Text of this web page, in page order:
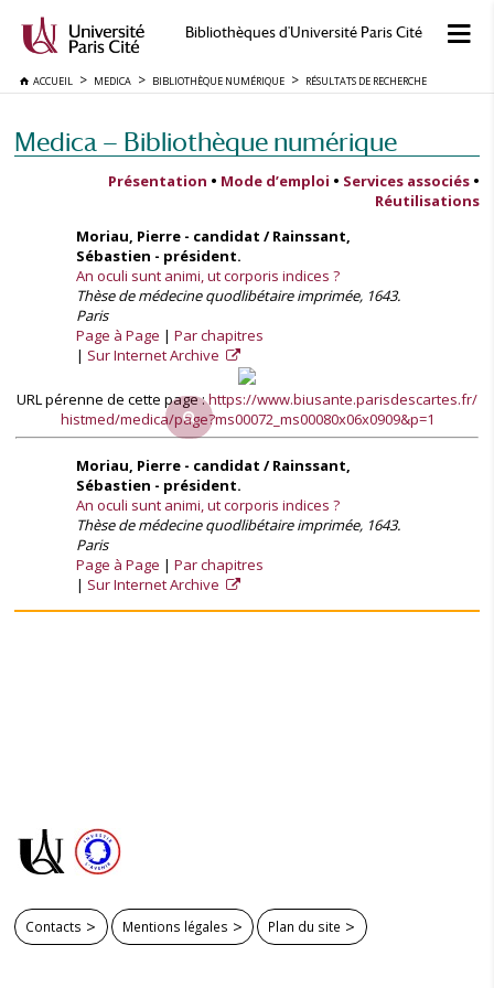
Bibliothèques d'Université Paris Cité
ACCUEIL MEDICA BIBLIOTHÈQUE NUMÉRIQUE RÉSULTATS DE RECHERCHE
Medica — Bibliothèque numérique
Présentation • Mode d’emploi • Services associés •
Réutilisations
Moriau, Pierre - candidat / Rainssant,
Sébastien - président.
An oculi sunt animi, ut corporis indices ?
Thèse de médecine quodlibétaire imprimée, 1643.
Paris
Page à Page
Par chapitres
Sur Internet Archive
URL pérenne de cette page :https://www.biusante.parisdescartes.fr/
histmed/medica/page?ms00072_ms00080x06x0909&p=1
Moriau, Pierre - candidat / Rainssant,
Sébastien - président.
An oculi sunt animi, ut corporis indices ?
Thèse de médecine quodlibétaire imprimée, 1643.
Paris
Page à Page
Par chapitres
Sur Internet Archive
Contacts Mentions légales Plan du site